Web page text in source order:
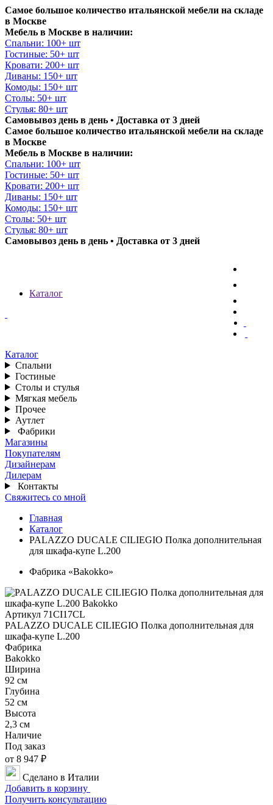
Самое большое количество итальянской мебели на складе
в Москве
Мебель в Москве в наличии:
Спальни: 100+ шт
Гостиные: 50+ шт
Кровати: 200+ шт
Диваны: 150+ шт
Комоды: 150+ шт
Столы: 50+ шт
Стулья: 80+ шт
Самовывоз день в день • Доставка от 3 дней
Самое большое количество итальянской мебели на складе
в Москве
Мебель в Москве в наличии:
Спальни: 100+ шт
Гостиные: 50+ шт
Кровати: 200+ шт
Диваны: 150+ шт
Комоды: 150+ шт
Столы: 50+ шт
Стулья: 80+ шт
Самовывоз день в день • Доставка от 3 дней
Каталог
Каталог
Спальни
Гостиные
Столы и стулья
Мягкая мебель
Прочее
Аутлет
Фабрики
Магазины
Покупателям
Дизайнерам
Дилерам
Контакты
Свяжитесь со мной
Главная
Каталог
PALAZZO DUCALE CILIEGIO Полка дополнительная
для шкафа-купе L.200
Фабрика «Bakokko»
Артикул 71CI17CL
PALAZZO DUCALE CILIEGIO Полка дополнительная для
шкафа-купе L.200
Фабрика
Bakokko
Ширина
92 см
Глубина
52 см
Высота
2,3 см
Наличие
Под заказ
от 8 947 ₽
Сделано в Италии
Добавить в корзину
Получить консультацию